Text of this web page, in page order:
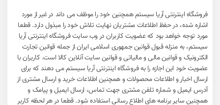
فروشگاه اینترنتی آریا سیستم همچنین خود را موظف می داند در غیر از مورد
اشاره شده، در حفظ اطلاعات مشتریان نهایت تلاش خود را مبذول دارد. قطعا
مورد توجه خواهد بود که عضویت کاربران در وب سایت فروشگاه اینترنتی آریا
سیستم، به منزله قبول قوانین جمهوری اسلامی ایران از جمله قوانین تجارت
الکترونیک و قوانین مالی و مالیاتی و قوانین سایت آنلاین کالا است. کاربران با
عضویت خود این اجازه را به فروشگاه اینترنتی آریا سیستم می دهند که برای
ارسال اخبار و اطلاعات محصولات و همچنین اطلاعات خرید و ارسال مشتری از
آدرس ایمیل و شماره تلفن مشتری جهت تماس، ارسال ایمیل و پیامک و
همچنین سایر برنامه های اطلاع رسانی استفاده شود. قطعا در هر لحظه کاربر